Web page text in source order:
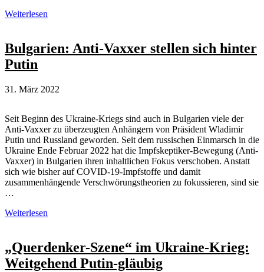
Daniele
Bewirtschafter
von
Zweifel
Misstrauen
Weiterlesen
Bulgarien: Anti-Vaxxer stellen sich hinter
Putin
31. März 2022
Seit Beginn des Ukraine-Kriegs sind auch in Bulgarien viele der
Anti-Vaxxer zu überzeugten Anhängern von Präsident Wladimir
Putin und Russland geworden. Seit dem russischen Einmarsch in die
Ukraine Ende Februar 2022 hat die Impfskeptiker-Bewegung (Anti-
Vaxxer) in Bulgarien ihren inhaltlichen Fokus verschoben. Anstatt
sich wie bisher auf COVID-19-Impfstoffe und damit
zusammenhängende Verschwörungstheorien zu fokussieren, sind sie
…
Bulgarien:
stellen
sich
hinter
Weiterlesen
„Querdenker-Szene“ im Ukraine-Krieg:
Weitgehend Putin-gläubig